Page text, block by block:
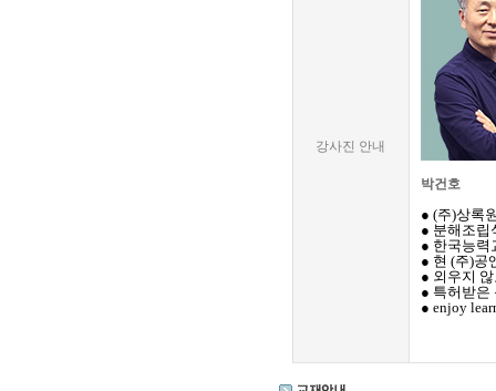
강사진 안내
박건호
● (주)상록
● 분해조립
● 한국능력
● 현 (주)공
● 외우지
● 특허받은
● enjoy